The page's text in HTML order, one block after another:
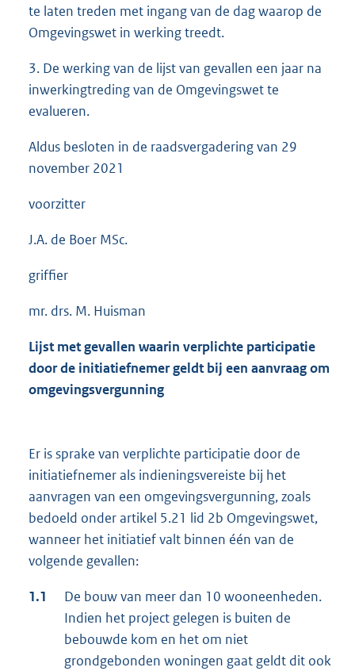
te laten treden met ingang van de dag waarop de
Omgevingswet in werking treedt.
3. De werking van de lijst van gevallen een jaar na
inwerkingtreding van de Omgevingswet te
evalueren.
Aldus besloten in de raadsvergadering van 29
november 2021
voorzitter
J.A. de Boer MSc.
griffier
mr. drs. M. Huisman
Lijst met gevallen waarin verplichte participatie
door de initiatiefnemer geldt bij een aanvraag om
omgevingsvergunning
Er is sprake van verplichte participatie door de
initiatiefnemer als indieningsvereiste bij het
aanvragen van een omgevingsvergunning, zoals
bedoeld onder artikel 5.21 lid 2b Omgevingswet,
wanneer het initiatief valt binnen één van de
volgende gevallen:
1.1
De bouw van meer dan 10 wooneenheden.
Indien het project gelegen is buiten de
bebouwde kom en het om niet
grondgebonden woningen gaat geldt dit ook